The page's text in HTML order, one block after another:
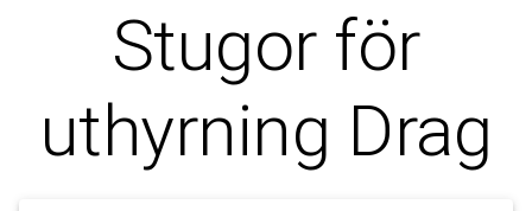
Stugor för
uthyrning Drag